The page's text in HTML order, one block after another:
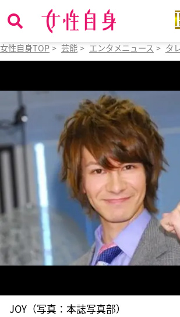
女性自身TOP > 芸能 > エンタメニュース > タ
JOY（写真：本誌写真部）